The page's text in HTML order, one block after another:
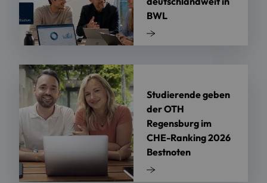
BWL
Studierende geben
der OTH
Regensburg im
CHE-Ranking 2026
Bestnoten